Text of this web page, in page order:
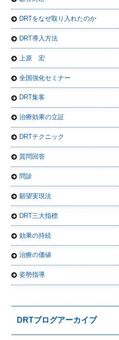
DRTをなぜ取り入れたのか
DRT導入方法
上原 宏
全国強化セミナー
DRT集客
治療効果の立証
DRTテクニック
質問回答
問診
願望実現法
DRT三大指標
効果の持続
治療の価値
姿勢指導
DRTブログアーカイブ